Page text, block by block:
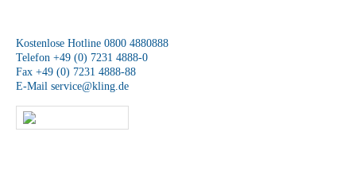
Kostenlose Hotline 0800 4880888
Telefon +49 (0) 7231 4888-0
Fax +49 (0) 7231 4888-88
E-Mail service@kling.de